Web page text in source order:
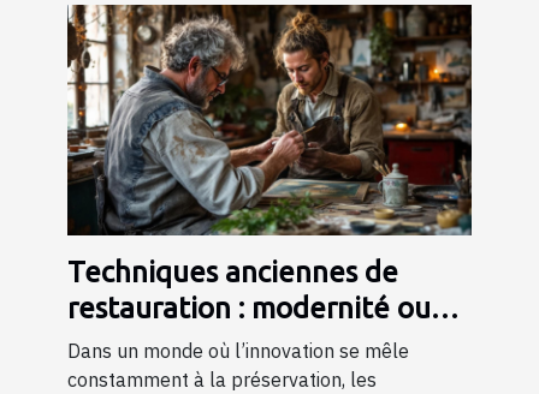
Techniques anciennes de
restauration : modernité ou
tradition ?
Dans un monde où l’innovation se mêle
constamment à la préservation, les